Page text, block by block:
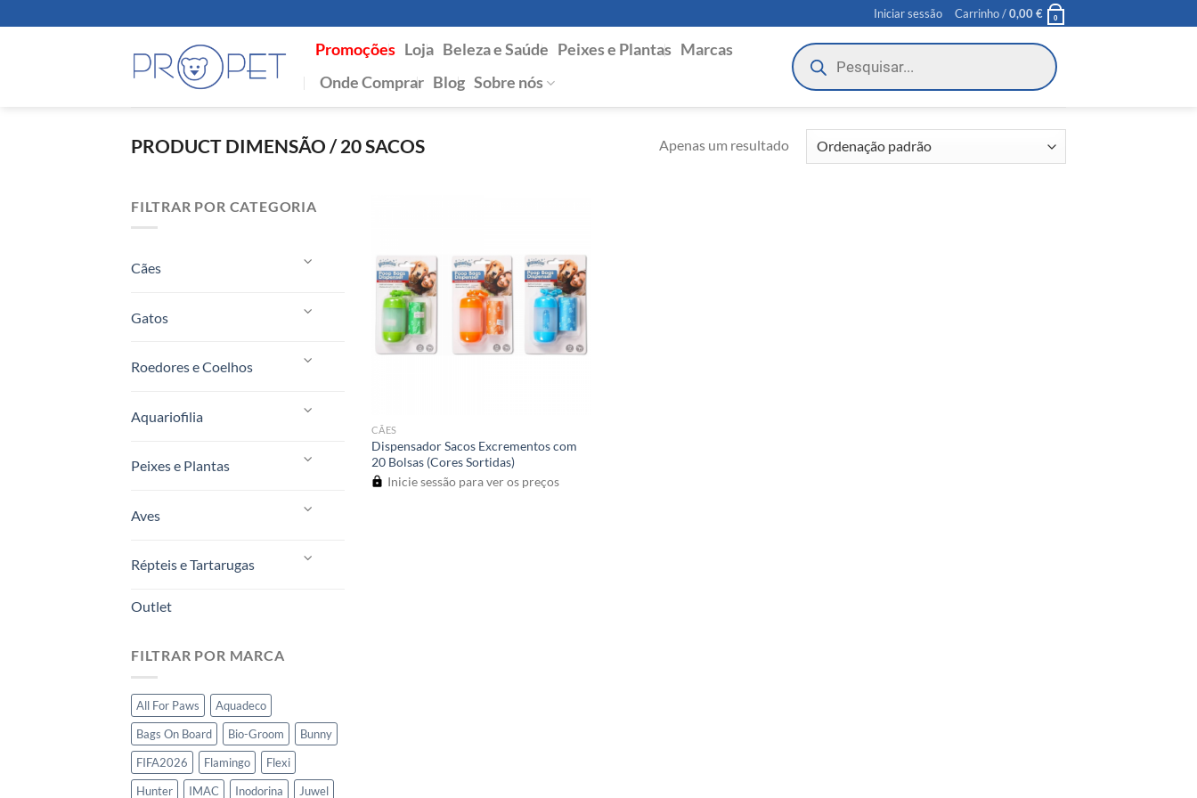
to
Iniciar sessão Carrinho /0,00€ 0
Promoções Loja Beleza e Saúde Peixes e Plantas Marcas
Onde Comprar Blog Sobre nós
Products
search
PRODUCT DIMENSÃO /20 SACOS Apenas um resultado
FILTRAR POR CATEGORIA
Cães
Gatos
Roedores e Coelhos
Aquariofilia
Peixes e Plantas
Aves
Répteis e Tartarugas
Outlet
FILTRAR POR MARCA
All For Paws
Aquadeco
Bags On Board
Bio-Groom
Bunny
FIFA2026
Flamingo
Flexi
Hunter
IMAC Inodorina
Juwel
CÃES
Dispensador Sacos Excrementos com
20 Bolsas (Cores Sortidas)
Inicie sessão para ver os preços